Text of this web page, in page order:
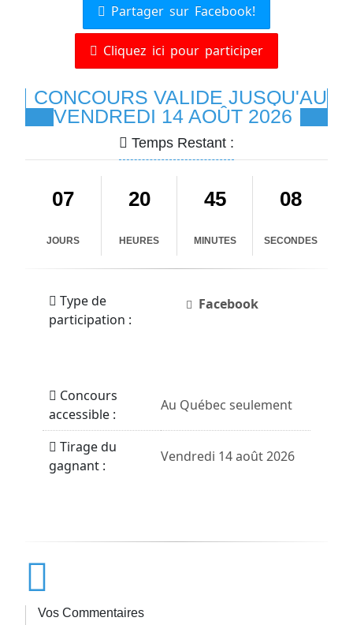
Partager sur Facebook!
Cliquez ici pour participer
CONCOURS VALIDE JUSQU'AU
VENDREDI 14 AOÛT 2026
Temps Restant :
07
JOURS
20
HEURES
45
MINUTES
07
SECONDES
Type de
participation :
Facebook
Concours
accessible :
Au Québec seulement
Tirage du
gagnant :
Vendredi 14 août 2026
Vos Commentaires